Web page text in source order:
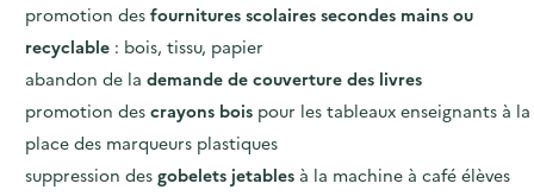
promotion des fournitures scolaires secondes mains ou
recyclable : bois, tissu, papier
abandon de la demande de couverture des livres
promotion des crayons bois pour les tableaux enseignants à la
place des marqueurs plastiques
suppression des gobelets jetables à la machine à café élèves